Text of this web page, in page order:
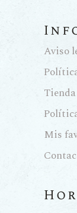
Aviso
Tienda
Mis